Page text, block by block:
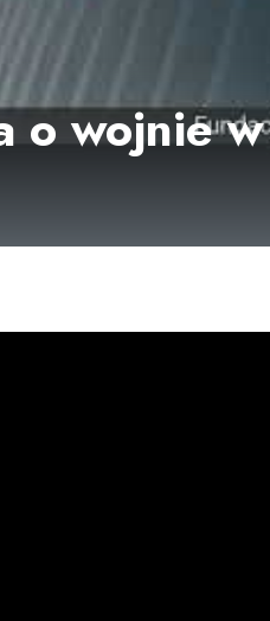
o wojnie